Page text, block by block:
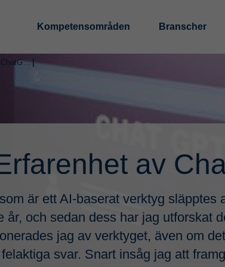
Kompetensområden Branscher
Min Erfarenhet av ChatGPT |
av
är ett AI-baserat verktyg släpptes
år, och sedan dess har jag utforskat
jag av verktyget, även om
svar. Snart insåg jag att